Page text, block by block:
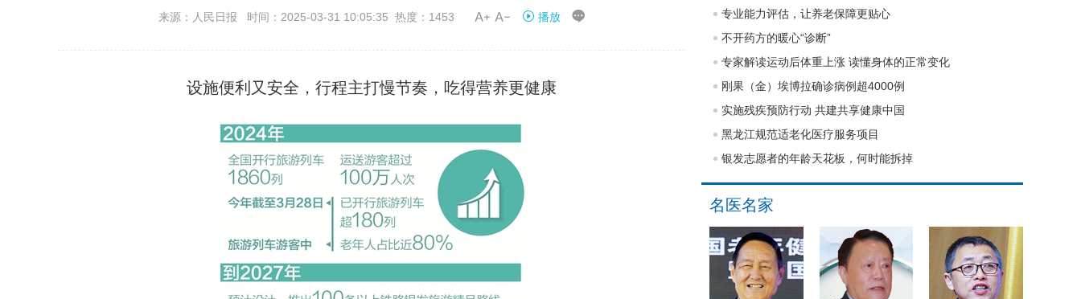
来源：人民日报 时间：2025-03-31 10:05:35 热度：1453  播放 
设施便利又安全，行程主打慢节奏，吃得营养更健康
专业能力评估，让养老保障更贴心
不开药方的暖心“诊断”
专家解读运动后体重上涨 读懂身体的正常变化
刚果（金）埃博拉确诊病例超4000例
实施残疾预防行动 共建共享健康中国
黑龙江规范适老化医疗服务项目
银发志愿者的年龄天花板，何时能拆掉
名医名家